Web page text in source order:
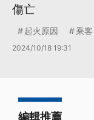
傷亡
起火原因 乘客
2024/10/18 19:31
編輯推薦